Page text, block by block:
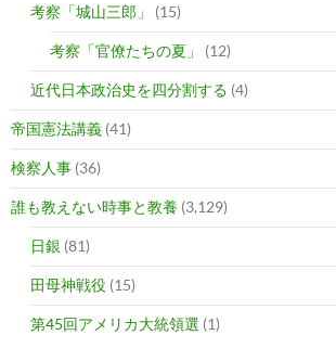
考察「城山三郎」 (15)
考察「官僚たちの夏」 (12)
近代日本政治史を四分割する (4)
帝国憲法講義 (41)
検察人事 (36)
誰も教えない時事と教養 (3,129)
日銀 (81)
田母神戦役 (15)
第45回アメリカ大統領選 (1)